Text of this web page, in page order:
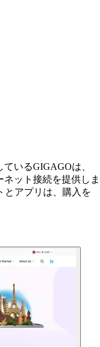
いるGIGAGOは、
ット接続を提供しま
とアプリは、購入を